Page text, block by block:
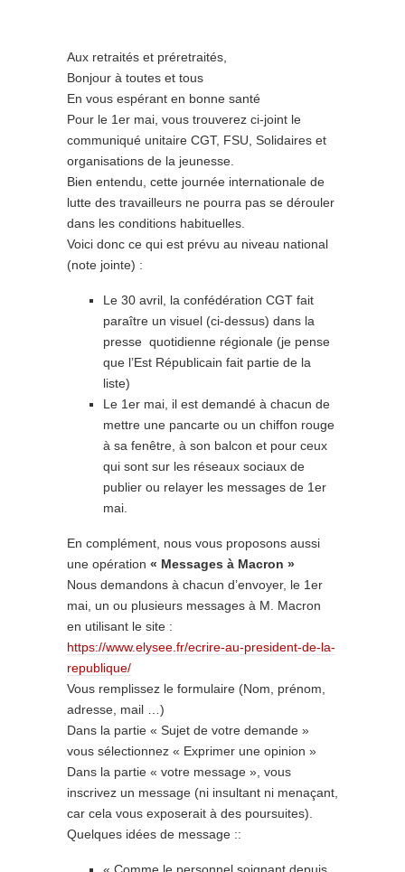
Aux retraités et préretraités,
Bonjour à toutes et tous
En vous espérant en bonne santé
Pour le 1er mai, vous trouverez ci-joint le
communiqué unitaire CGT, FSU, Solidaires et
organisations de la jeunesse.
Bien entendu, cette journée internationale de
lutte des travailleurs ne pourra pas se dérouler
dans les conditions habituelles.
Voici donc ce qui est prévu au niveau national
(note jointe) :
Le 30 avril, la confédération CGT fait
paraître un visuel (ci-dessus) dans la
presse quotidienne régionale (je pense
que l’Est Républicain fait partie de la
liste)
Le 1er mai, il est demandé à chacun de
mettre une pancarte ou un chiffon rouge
à sa fenêtre, à son balcon et pour ceux
qui sont sur les réseaux sociaux de
publier ou relayer les messages de 1er
mai.
En complément, nous vous proposons aussi
une opération « Messages à Macron »
Nous demandons à chacun d’envoyer, le 1er
mai, un ou plusieurs messages à M. Macron
en utilisant le site :
https://www.elysee.fr/ecrire-au-president-de-la-
republique/
Vous remplissez le formulaire (Nom, prénom,
adresse, mail …)
Dans la partie « Sujet de votre demande »
vous sélectionnez « Exprimer une opinion »
Dans la partie « votre message », vous
inscrivez un message (ni insultant ni menaçant,
car cela vous exposerait à des poursuites).
Quelques idées de message ::